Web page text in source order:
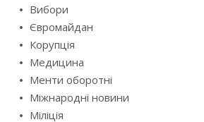
Вибори
Євромайдан
Корупція
Медицина
Менти оборотні
Міжнародні новини
Міліція